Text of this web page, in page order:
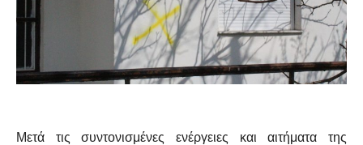
Μετά τις συντονισμένες ενέργειες και αιτήματα της